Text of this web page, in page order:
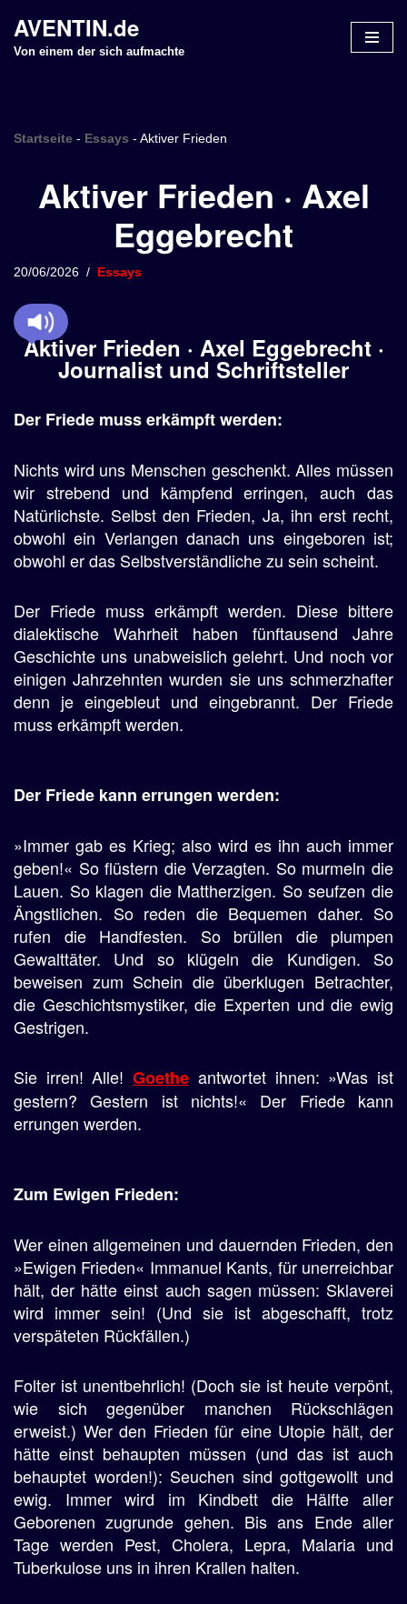
Z
n
p
i
n
AVENTIN.de
Von einem der sich aufmachte
Startseite - Essays - Aktiver Frieden
Aktiver Frieden · Axel
Eggebrecht
20/06/2026 Essays
Aktiver Frieden · Axel Eggebrecht ·
Journalist und Schriftsteller
Der Friede muss erkämpft werden:
Nichts wird uns Menschen geschenkt. Alles müssen
wir strebend und kämpfend erringen, auch das
Natürlichste. Selbst den Frieden, Ja, ihn erst recht,
obwohl ein Verlangen danach uns eingeboren ist;
obwohl er das Selbstverständliche zu sein scheint.
Der Friede muss erkämpft werden. Diese bittere
dialektische Wahrheit haben fünftausend Jahre
Geschichte uns unabweislich gelehrt. Und noch vor
einigen Jahrzehnten wurden sie uns schmerzhafter
denn je eingebleut und eingebrannt. Der Friede
muss erkämpft werden.
Der Friede kann errungen werden:
»Immer gab es Krieg; also wird es ihn auch immer
geben!« So flüstern die Verzagten. So murmeln die
Lauen. So klagen die Mattherzigen. So seufzen die
Ängstlichen. So reden die Bequemen daher. So
rufen die Handfesten. So brüllen die plumpen
Gewalttäter. Und so klügeln die Kundigen. So
beweisen zum Schein die überklugen Betrachter,
die Geschichtsmystiker, die Experten und die ewig
Gestrigen.
Sie irren! Alle!Goethe antwortet ihnen: »Was ist
gestern? Gestern ist nichts!« Der Friede kann
errungen werden.
Zum Ewigen Frieden:
Wer einen allgemeinen und dauernden Frieden, den
»Ewigen Frieden« Immanuel Kants, für unerreichbar
hält, der hätte einst auch sagen müssen: Sklaverei
wird immer sein! (Und sie ist abgeschafft, trotz
verspäteten Rückfällen.)
Folter ist unentbehrlich! (Doch sie ist heute verpönt,
wie sich gegenüber manchen Rückschlägen
erweist.) Wer den Frieden für eine Utopie hält, der
hätte einst behaupten müssen (und das ist auch
behauptet worden!): Seuchen sind gottgewollt und
ewig. Immer wird im Kindbett die Hälfte aller
Geborenen zugrunde gehen. Bis ans Ende aller
Tage werden Pest, Cholera, Lepra, Malaria und
Tuberkulose uns in ihren Krallen halten.